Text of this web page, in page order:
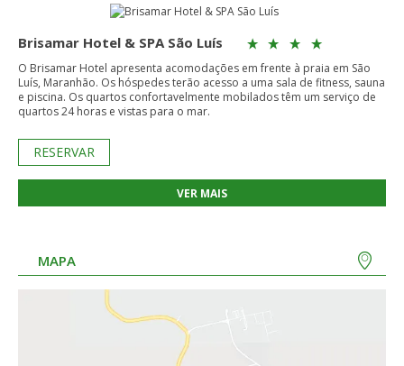
Brisamar Hotel & SPA São Luís
O Brisamar Hotel apresenta acomodações em frente à praia em São
Luís, Maranhão. Os hóspedes terão acesso a uma sala de fitness, sauna
e piscina. Os quartos confortavelmente mobilados têm um serviço de
quartos 24 horas e vistas para o mar.
RESERVAR
VER MAIS
MAPA